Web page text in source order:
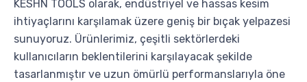
KESHN TOOLS olarak, endüstriyel ve hassas kesim
ihtiyaçlarını karşılamak üzere geniş bir bıçak yelpazesi
sunuyoruz. Ürünlerimiz, çeşitli sektörlerdeki
kullanıcıların beklentilerini karşılayacak şekilde
tasarlanmıştır ve uzun ömürlü performanslarıyla öne